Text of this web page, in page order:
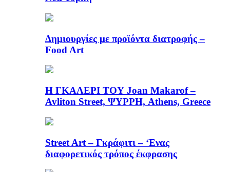
Δημιουργίες με προϊόντα διατροφής –
Food Art
Η ΓΚΑΛΕΡΙ ΤΟΥ Joan Makarof –
Avliton Street, ΨΥΡΡΗ, Athens, Greece
Street Art – Γκράφιτι – ‘Ενας
διαφορετικός τρόπος έκφρασης